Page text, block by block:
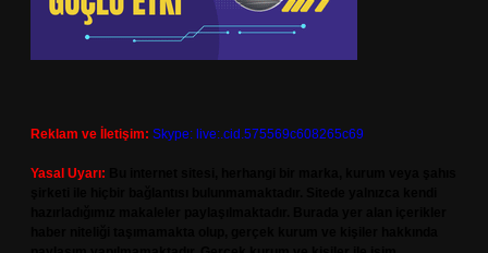
Reklam ve İletişim: Skype: live:.cid.575569c608265c69
Yasal Uyarı: